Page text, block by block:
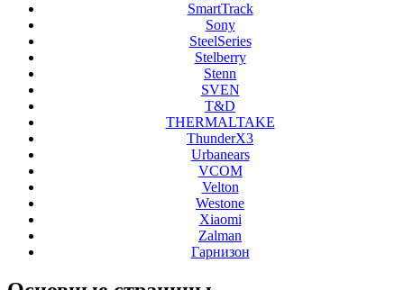
SmartTrack
Sony
SteelSeries
Stelberry
Stenn
SVEN
T&D
THERMALTAKE
ThunderX3
Urbanears
VCOM
Velton
Westone
Xiaomi
Zalman
Гарнизон